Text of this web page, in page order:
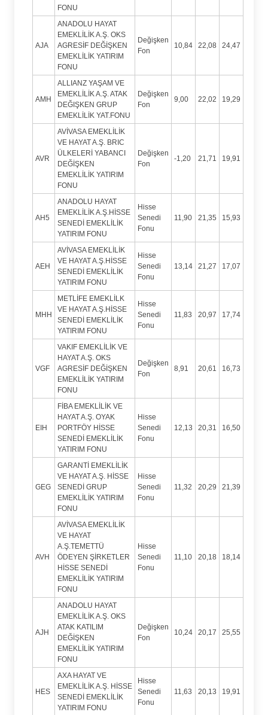
FONU
AJA
ANADOLU HAYAT
EMEKLİLİK A.Ş. OKS
AGRESİF DEĞİŞKEN
EMEKLİLİK YATIRIM
FONU
Değişken
Fon
10,84 22,08 24,47
AMH
ALLIANZ YAŞAM VE
EMEKLİLİK A.Ş. ATAK
DEĞIŞKEN GRUP
EMEKLİLİK YAT.FONU
Değişken
Fon
9,00 22,02 19,29
AVR
AVİVASA EMEKLİLİK
VE HAYAT A.Ş. BRIC
ÜLKELERİ YABANCI
DEĞİŞKEN
EMEKLİLİK YATIRIM
FONU
Değişken
Fon
-1,20 21,71 19,91
AH5
ANADOLU HAYAT
EMEKLİLİK A.Ş.HİSSE
SENEDİ EMEKLİLİK
YATIRIM FONU
Hisse
Senedi
Fonu
11,90 21,35 15,93
AEH
AVİVASA EMEKLİLİK
VE HAYAT A.Ş.HİSSE
SENEDİ EMEKLİLİK
YATIRIM FONU
Hisse
Senedi
Fonu
13,14 21,27 17,07
MHH
METLİFE EMEKLİLK
VE HAYAT A.Ş.HİSSE
SENEDİ EMEKLİLİK
YATIRIM FONU
Hisse
Senedi
Fonu
11,83 20,97 17,74
VGF
VAKIF EMEKLİLİK VE
HAYAT A.Ş. OKS
AGRESİF DEĞİŞKEN
EMEKLİLİK YATIRIM
FONU
Değişken
Fon
8,91 20,61 16,73
EIH
FİBA EMEKLİLİK VE
HAYAT A.Ş. OYAK
PORTFÖY HİSSE
SENEDİ EMEKLİLİK
YATIRIM FONU
Hisse
Senedi
Fonu
12,13 20,31 16,50
GEG
GARANTİ EMEKLİLİK
VE HAYAT A.Ş. HİSSE
SENEDİ GRUP
EMEKLİLİK YATIRIM
FONU
Hisse
Senedi
Fonu
11,32 20,29 21,39
AVH
AVİVASA EMEKLİLİK
VE HAYAT
A.Ş.TEMETTÜ
ÖDEYEN ŞİRKETLER
HİSSE SENEDİ
EMEKLİLİK YATIRIM
FONU
Hisse
Senedi
Fonu
11,10 20,18 18,14
AJH
ANADOLU HAYAT
EMEKLİLİK A.Ş. OKS
ATAK KATILIM
DEĞİŞKEN
EMEKLİLİK YATIRIM
FONU
Değişken
Fon
10,24 20,17 25,55
HES
AXA HAYAT VE
EMEKLİLİK A.Ş. HİSSE
SENEDİ EMEKLİLİK
YATIRIM FONU
Hisse
Senedi
Fonu
11,63 20,13 19,91